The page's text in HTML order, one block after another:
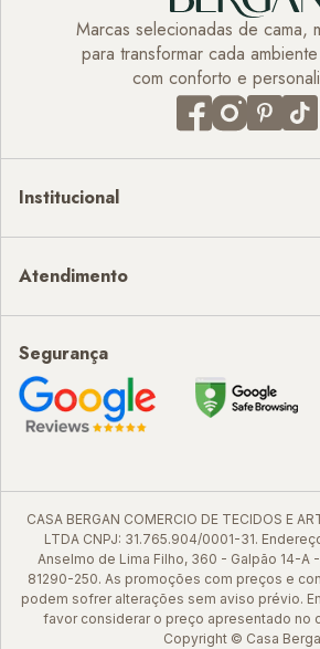
Marcas selecionadas de cama,
para transformar cada
com conforto e
Institucional
Atendimento
Segurança
CASA BERGAN COMERCIO DE TECIDOS E
LTDA CNPJ: 31.765.904/0001-31.
Anselmo de Lima Filho, 360 - Galpão 14-A -
81290-250. As promoções com preços e
podem sofrer alterações sem aviso prévio.
favor considerar o preço apresentado no
Copyright © Casa